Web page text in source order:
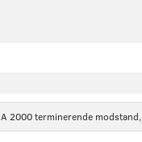
2000 terminerende